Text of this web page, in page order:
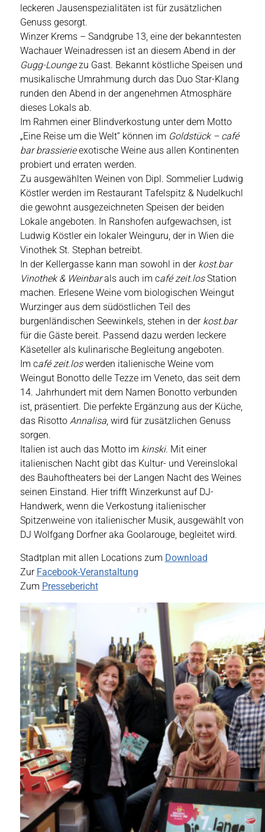
leckeren Jausenspezialitäten ist für zusätzlichen
Genuss gesorgt.
Winzer Krems – Sandgrube 13, eine der bekanntesten
Wachauer Weinadressen ist an diesem Abend in der
Gugg-Loungezu Gast. Bekannt köstliche Speisen und
musikalische Umrahmung durch das Duo Star-Klang
runden den Abend in der angenehmen Atmosphäre
dieses Lokals ab.
Im Rahmen einer Blindverkostung unter dem Motto
„Eine Reise um die Welt“ können im Goldstück – café
bar brassierieexotische Weine aus allen Kontinenten
probiert und erraten werden.
Zu ausgewählten Weinen von Dipl. Sommelier Ludwig
Köstler werden im Restaurant Tafelspitz & Nudelkuchl
die gewohnt ausgezeichneten Speisen der beiden
Lokale angeboten. In Ranshofen aufgewachsen, ist
Ludwig Köstler ein lokaler Weinguru, der in Wien die
Vinothek St. Stephan betreibt.
In der Kellergasse kann man sowohl in der kost.bar
Vinothek & Weinbarals auch im café zeit.losStation
machen. Erlesene Weine vom biologischen Weingut
Wurzinger aus dem südöstlichen Teil des
burgenländischen Seewinkels, stehen in der kost.bar
für die Gäste bereit. Passend dazu werden leckere
Käseteller als kulinarische Begleitung angeboten.
Im café zeit.loswerden italienische Weine vom
Weingut Bonotto delle Tezze im Veneto, das seit dem
14. Jahrhundert mit dem Namen Bonotto verbunden
ist, präsentiert. Die perfekte Ergänzung aus der Küche,
das Risotto Annalisa, wird für zusätzlichen Genuss
sorgen.
Italien ist auch das Motto im kinski. Mit einer
italienischen Nacht gibt das Kultur- und Vereinslokal
des Bauhoftheaters bei der Langen Nacht des Weines
seinen Einstand. Hier trifft Winzerkunst auf DJ-
Handwerk, wenn die Verkostung italienischer
Spitzenweine von italienischer Musik, ausgewählt von
DJ Wolfgang Dorfner aka Goolarouge, begleitet wird.
Stadtplan mit allen Locations zum Download
Zur Facebook-Veranstaltung
Zum Pressebericht